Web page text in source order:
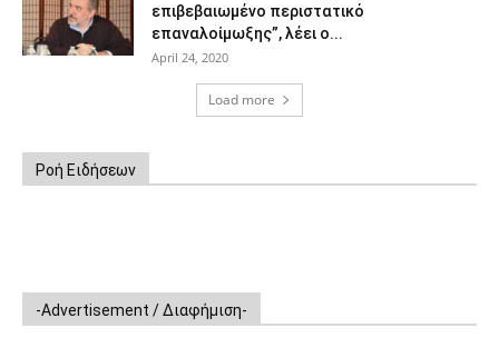
επιβεβαιωμένο περιστατικό
επαναλοίμωξης”, λέει ο...
April 24, 2020
Load more
Ροή Ειδήσεων
-Advertisement / Διαφήμιση-